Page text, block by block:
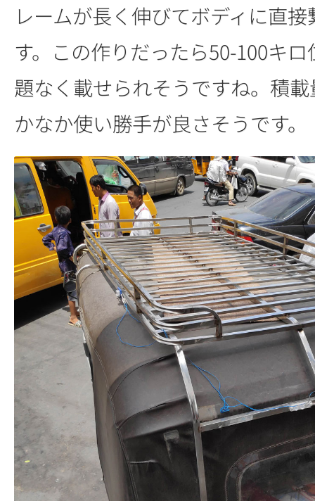
レームが長く伸びてボディに直
す。この作りだったら50-100キ
題なく載せられそうですね。積
かなか使い勝手が良さそうです。